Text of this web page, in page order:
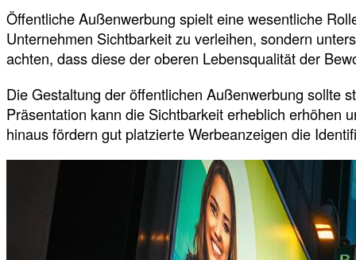
Öffentliche Außenwerbung spielt eine wesentliche
Unternehmen Sichtbarkeit zu verleihen, sondern
achten, dass diese der oberen Lebensqualität der
Die Gestaltung der öffentlichen Außenwerbung sollte
Präsentation kann die Sichtbarkeit erheblich erhöhen
hinaus fördern gut platzierte Werbeanzeigen die